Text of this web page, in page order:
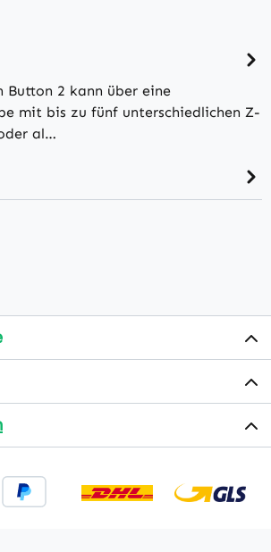
Button 2 kann über eine
mit bis zu fünf unterschiedlichen Z-
al…